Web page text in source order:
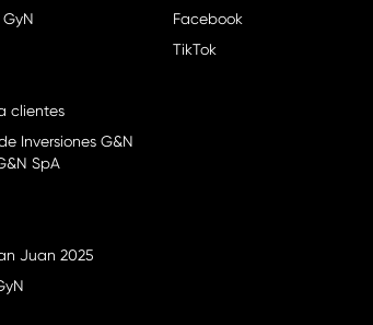
clientes
Inversiones G&N
SpA
Juan 2025
Facebook
TikTok